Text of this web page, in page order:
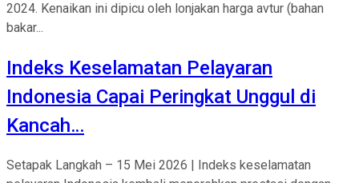
2024. Kenaikan ini dipicu oleh lonjakan harga avtur (bahan
bakar...
Indeks Keselamatan Pelayaran
Indonesia Capai Peringkat Unggul di
Kancah…
Setapak Langkah – 15 Mei 2026 | Indeks keselamatan